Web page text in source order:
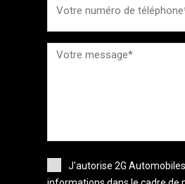
J'autorise 2G